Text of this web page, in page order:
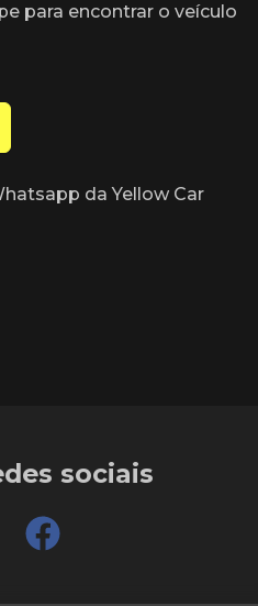
para encontrar o veículo
da Yellow Car
sociais